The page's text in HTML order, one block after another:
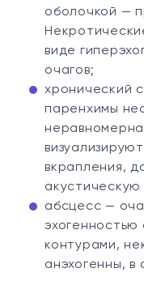
оболочкой —
виде
очагов;
хронический
паренхимы
вкрапления,
акустическую
абсцесс —
эхогенностью
контурами,
анэхогенны, в